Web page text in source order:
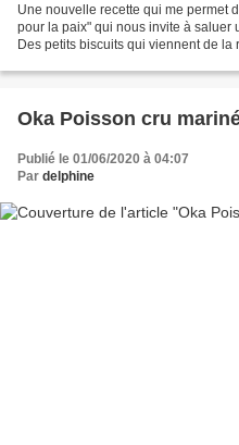
Une nouvelle recette qui me permet
pour la paix" qui nous invite à saluer
Des petits biscuits qui viennent de
Oka Poisson cru
Publié le 01/06/2020 à 04:07
Par delphine